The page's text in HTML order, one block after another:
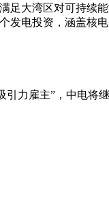
大湾区对可持续
电投资，涵盖核
力雇主”，中电